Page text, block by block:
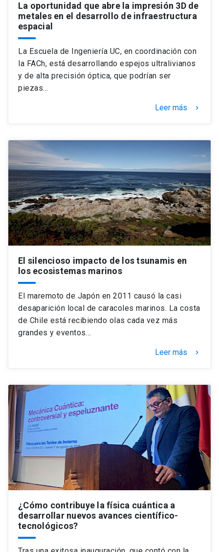
La oportunidad que abre la impresión 3D de
metales en el desarrollo de infraestructura
espacial
La Escuela de Ingeniería UC, en coordinación con
la FACh, está desarrollando espejos ultralivianos
y de alta precisión óptica, que podrían ser
piezas…
Leer más keyboard_arrow_right
El silencioso impacto de los tsunamis en
los ecosistemas marinos
El maremoto de Japón en 2011 causó la casi
desaparición local de caracoles marinos. La costa
de Chile está recibiendo olas cada vez más
grandes y eventos…
Leer más keyboard_arrow_right
¿Cómo contribuye la física cuántica a
desarrollar nuevos avances científico-
tecnológicos?